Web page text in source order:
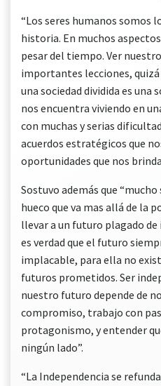
“Los seres humanos somos
historia. En muchos
pesar del tiempo. Ver
importantes lecciones,
una sociedad dividida es una
nos encuentra viviendo en
con muchas y serias
acuerdos estratégicos que
oportunidades que nos
Sostuvo además que
hueco que va mas allá de la
llevar a un futuro plagado
es verdad que el futuro
implacable, para ella no
futuros prometidos. Ser
nuestro futuro depende de
compromiso, trabajo con
protagonismo, y entender
ningún lado”.
“La Independencia se